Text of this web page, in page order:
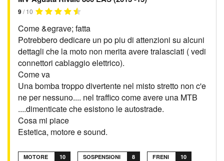
9/ 10
Come &egrave; fatta
Potrebbero dedicare un po piu di attenzioni su alcuni
dettagli che la moto non merita avere tralasciati ( vedi
connettori cablaggio elettrico).
Come va
Una bomba troppo divertente nel misto stretto non c'e
ne per nessuno.... nel traffico come avere una MTB
....dimenticate che esistono le autostrade.
Cosa mi piace
Estetica, motore e sound.
MOTORE 10 SOSPENSIONI 8 FRENI 10